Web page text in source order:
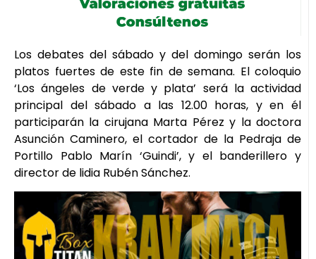
Los debates del sábado y del domingo serán los
platos fuertes de este fin de semana. El coloquio
‘Los ángeles de verde y plata’ será la actividad
principal del sábado a las 12.00 horas, y en él
participarán la cirujana Marta Pérez y la doctora
Asunción Caminero, el cortador de la Pedraja de
Portillo Pablo Marín ‘Guindi’, y el banderillero y
director de lidia Rubén Sánchez.